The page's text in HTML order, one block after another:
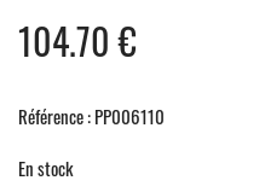
104.70€
Référence : PP006110
En stock